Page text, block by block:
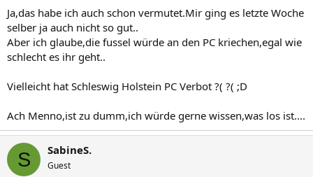
Ja,das habe ich auch schon vermutet.Mir ging es letzte Woche
selber ja auch nicht so gut..
Aber ich glaube,die fussel würde an den PC kriechen,egal wie
schlecht es ihr geht..
Vielleicht hat Schleswig Holstein PC Verbot ?( ?( ;D
Ach Menno,ist zu dumm,ich würde gerne wissen,was los ist....
S SabineS.
Guest